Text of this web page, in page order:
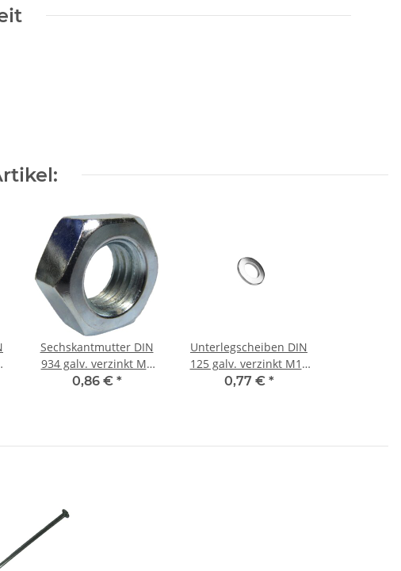
Sechskantmutter DIN
934 galv. verzinkt M6
(100) Stück
0,86 € *
Unterlegscheiben DIN
125 galv. verzinkt M10
(50) Stück
0,77 € *